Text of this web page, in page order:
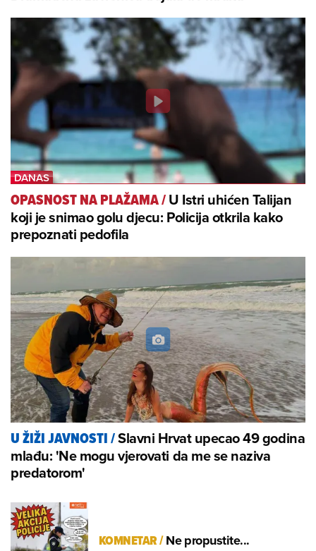
OPASNOST NA PLAŽAMA/U Istri uhićen Talijan
koji je snimao golu djecu: Policija otkrila kako
prepoznati pedofila
U ŽIŽI JAVNOSTI/Slavni Hrvat upecao 49 godina
mlađu: 'Ne mogu vjerovati da me se naziva
predatorom'
KOMNETAR/Ne propustite...